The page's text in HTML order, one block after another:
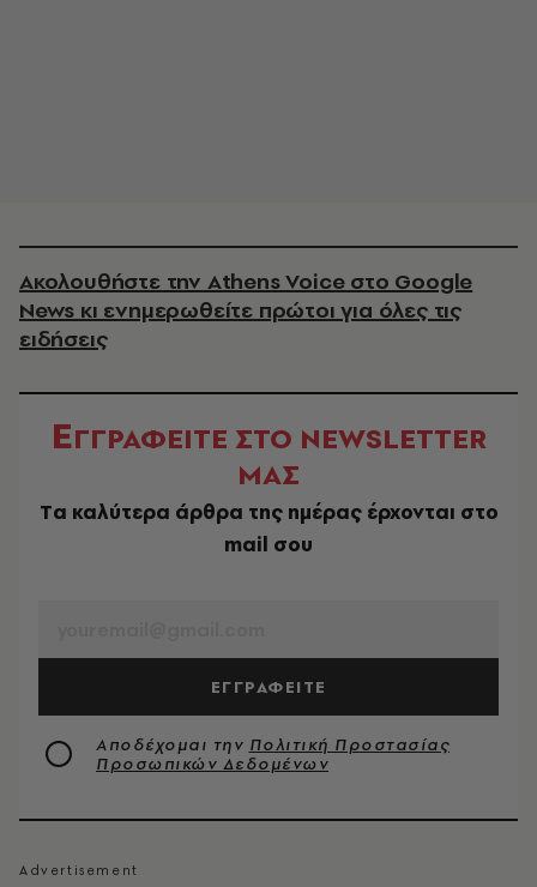
Ακολουθήστε την Athens Voice στο Google
News κι ενημερωθείτε πρώτοι για όλες τις
ειδήσεις
ΕΓΓΡΑΦΕΙΤΕ ΣΤΟ NEWSLETTER
ΜΑΣ
Tα καλύτερα άρθρα της ημέρας έρχονται στο
mail σου
ΕΓΓΡΑΦΕΙΤΕ
Αποδέχομαι την Πολιτική Προστασίας
Προσωπικών Δεδομένων